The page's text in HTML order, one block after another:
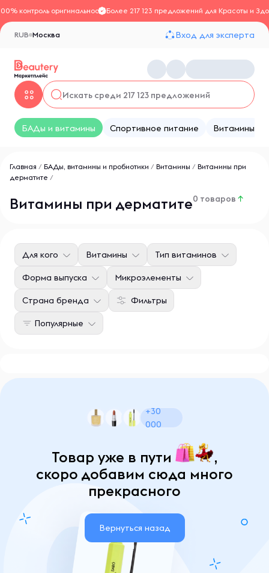
контроль оригинальностиБолее 217 123 предложений для Красоты и
Москва
RUB Вход для эксперта
БАДы и витамины Спортивное питание Витамины
Главная / БАДы, витамины и пробиотики / Витамины / Витамины при
дерматите /
Витамины при дерматите0 товаров ↑
Фильтры
Для кого Витамины Тип витаминов
Форма выпуска Микроэлементы
Страна бренда
Популярные
+30
000
Товар уже в пути
,
скоро добавим сюда много
прекрасного
Вернуться назад